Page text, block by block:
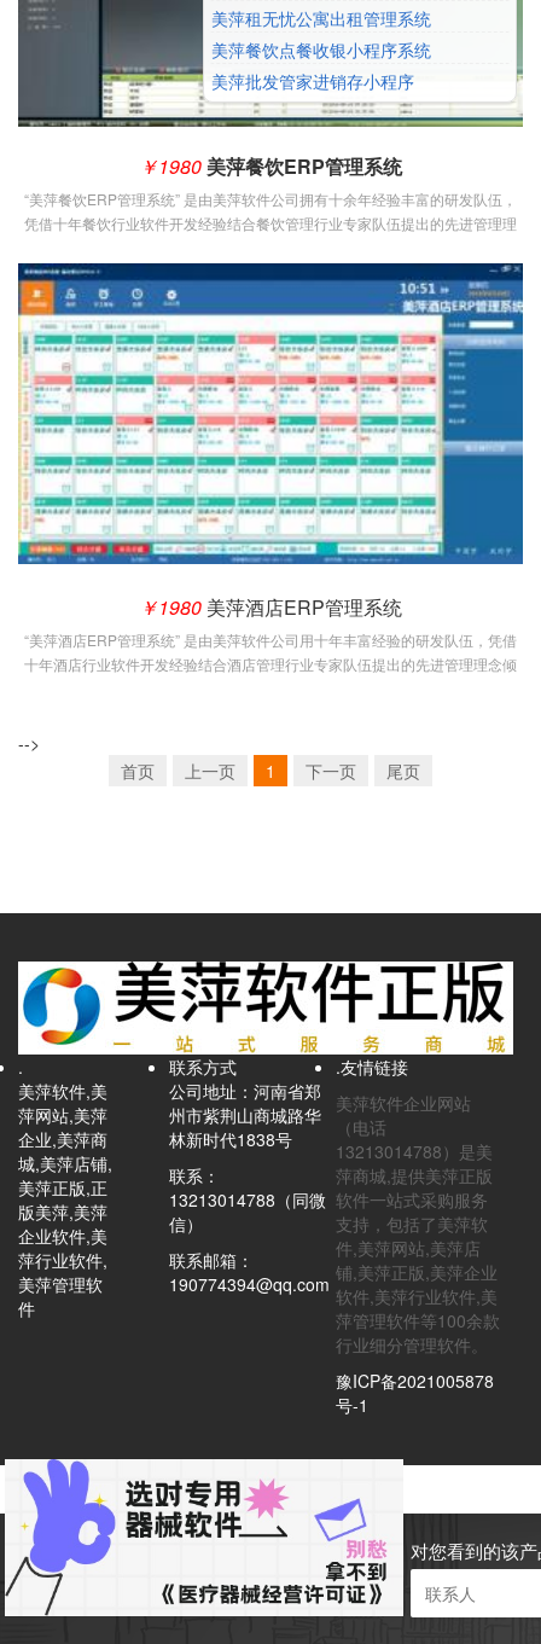
￥1980 美萍餐饮ERP管理系统
“美萍餐饮ERP管理系统” 是由美萍软件公司拥有十余年经验丰富的研发队伍，
凭借十年餐饮行业软件开发经验结合餐饮管理行业专家队伍提出的先进管理理
式是一套建立在信息化基础之上的，以业务处理为基础，以客户为中心，以降
低成本提高利润为目标,超越了传统餐饮管理系统的概念，吸收了客户关系管理
(CRM)，企业资源计划(ERP)等先进的管理思想，极大地扩展了餐饮企业管理信
息化的范围,并更终提升餐饮企业的服务质量和在行业中的竞争优势。
适用范围：
酒店、茶楼、酒楼、中餐厅、西餐厅、棋牌室、咖啡厅、火锅店、快餐店、美
食广场、酒吧等。
￥1980 美萍酒店ERP管理系统
“美萍酒店ERP管理系统” 是由美萍软件公司用十年丰富经验的研发队伍，凭借
十年酒店行业软件开发经验结合酒店管理行业专家队伍提出的先进管理理念倾
(CRM)，企业资源计划(ERP)等先进的管理思想
-->
首页
上一页 1 下一页 尾页
.
美萍软件,美
萍网站,美萍
企业,美萍商
城,美萍店铺,
美萍正版,正
版美萍,美萍
企业软件,美
萍行业软件,
美萍管理软
件
联系方式
公司地址：河南省郑
州市紫荆山商城路华
林新时代1838号
联系：
13213014788（同微
信）
联系邮箱：
190774394@qq.com
.友情链接
美萍软件企业网站
（电话
13213014788）是美
萍商城,提供美萍正版
软件一站式采购服务
支持，包括了美萍软
件,美萍网站,美萍店
铺,美萍正版,美萍企业
软件,美萍行业软件,美
萍管理软件等100余款
行业细分管理软件。
豫ICP备2021005878
号-1
对您看到的该
美萍租无忧公寓出租管理系统
美萍餐饮点餐收银小程序系统
美萍批发管家进销存小程序